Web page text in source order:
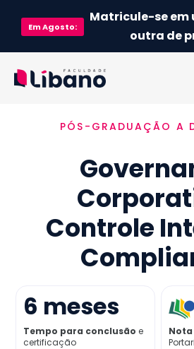
EmAgosto:
Matricule-se em
outra de
Ementa
Como funciona
Credenciamento MEC
Matricule-se
PÓS-GRADUAÇÃO A
Controle
6 meses
Tempo para conclusão e
certificação
Nota